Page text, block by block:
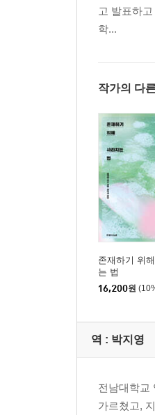
고 발표하
학...
작가의 다
존재하기 위
는 법
16,200원
역 : 박지영
전남대학교
가르쳤고,